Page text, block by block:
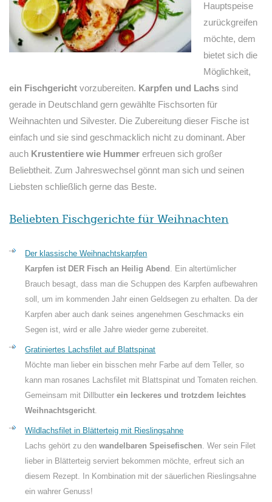
Hauptspeise
zurückgreifen
möchte, dem
bietet sich die
Möglichkeit,
ein Fischgericht vorzubereiten. Karpfen und Lachs sind
gerade in Deutschland gern gewählte Fischsorten für
Weihnachten und Silvester. Die Zubereitung dieser Fische ist
einfach und sie sind geschmacklich nicht zu dominant. Aber
auch Krustentiere wie Hummer erfreuen sich großer
Beliebtheit. Zum Jahreswechsel gönnt man sich und seinen
Liebsten schließlich gerne das Beste.
Beliebten Fischgerichte für Weihnachten
Der klassische Weihnachtskarpfen
Karpfen ist DER Fisch an Heilig Abend . Ein altertümlicher
Brauch besagt, dass man die Schuppen des Karpfen aufbewahren
soll, um im kommenden Jahr einen Geldsegen zu erhalten. Da der
Karpfen aber auch dank seines angenehmen Geschmacks ein
Segen ist, wird er alle Jahre wieder gerne zubereitet.
Gratiniertes Lachsfilet auf Blattspinat
Möchte man lieber ein bisschen mehr Farbe auf dem Teller, so
kann man rosanes Lachsfilet mit Blattspinat und Tomaten reichen.
Gemeinsam mit Dillbutterein leckeres und trotzdem leichtes
Weihnachtsgericht.
Wildlachsfilet in Blätterteig mit Rieslingsahne
Lachs gehört zu denwandelbaren Speisefischen. Wer sein Filet
lieber in Blätterteig serviert bekommen möchte, erfreut sich an
diesem Rezept. In Kombination mit der säuerlichen Rieslingsahne
ein wahrer Genuss!